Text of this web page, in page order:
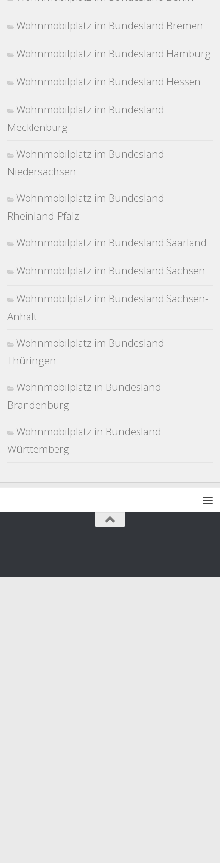
Wohnmobilplatz im Bundesland Bremen
Wohnmobilplatz im Bundesland Hamburg
Wohnmobilplatz im Bundesland Hessen
Wohnmobilplatz im Bundesland
Mecklenburg
Wohnmobilplatz im Bundesland
Niedersachsen
Wohnmobilplatz im Bundesland
Rheinland-Pfalz
Wohnmobilplatz im Bundesland Saarland
Wohnmobilplatz im Bundesland Sachsen
Wohnmobilplatz im Bundesland Sachsen-
Anhalt
Wohnmobilplatz im Bundesland
Thüringen
Wohnmobilplatz in Bundesland
Brandenburg
Wohnmobilplatz in Bundesland
Württemberg
.